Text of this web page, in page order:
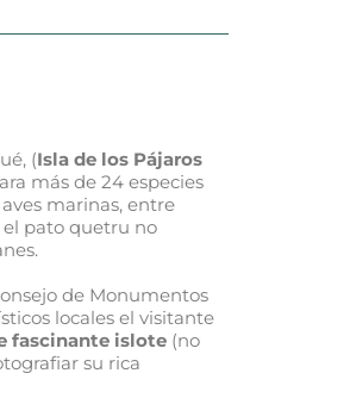
(Isla de los Pájaros
más de 24 especies
marinas, entre
pato quetru no
de Monumentos
locales el visitante
fascinante islote (no
su rica